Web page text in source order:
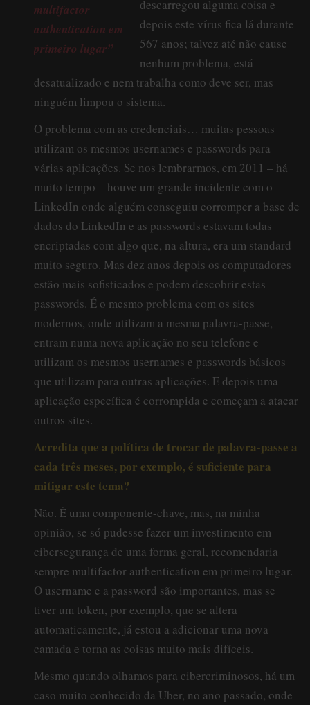
multifactor
authentication em
primeiro lugar”
descarregou alguma coisa e
depois este vírus fica lá durante
567 anos; talvez até não cause
nenhum problema, está
desatualizado e nem trabalha como deve ser, mas
ninguém limpou o sistema.
O problema com as credenciais… muitas pessoas
utilizam os mesmos usernames e passwords para
várias aplicações. Se nos lembrarmos, em 2011 – há
muito tempo – houve um grande incidente com o
LinkedIn onde alguém conseguiu corromper a base de
dados do LinkedIn e as passwords estavam todas
encriptadas com algo que, na altura, era um standard
muito seguro. Mas dez anos depois os computadores
estão mais sofisticados e podem descobrir estas
passwords. É o mesmo problema com os sites
modernos, onde utilizam a mesma palavra-passe,
entram numa nova aplicação no seu telefone e
utilizam os mesmos usernames e passwords básicos
que utilizam para outras aplicações. E depois uma
aplicação específica é corrompida e começam a atacar
outros sites.
Acredita que a política de trocar de palavra-passe a
cada três meses, por exemplo, é suficiente para
mitigar este tema?
Não. É uma componente-chave, mas, na minha
opinião, se só pudesse fazer um investimento em
cibersegurança de uma forma geral, recomendaria
sempre multifactor authentication em primeiro lugar.
O username e a password são importantes, mas se
tiver um token, por exemplo, que se altera
automaticamente, já estou a adicionar uma nova
camada e torna as coisas muito mais difíceis.
Mesmo quando olhamos para cibercriminosos, há um
caso muito conhecido da Uber, no ano passado, onde